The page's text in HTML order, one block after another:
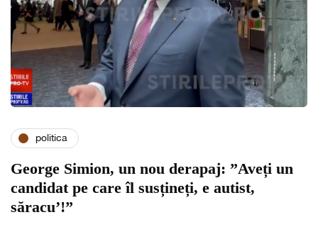
politica
George Simion, un nou derapaj: ”Aveți un
candidat pe care îl susțineți, e autist,
săracu’!”